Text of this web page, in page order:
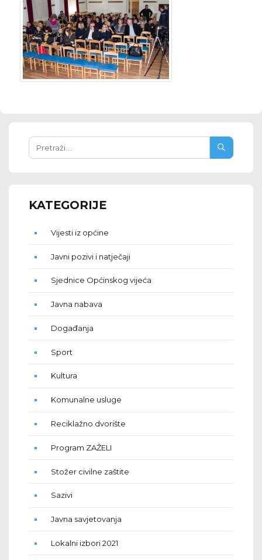
KATEGORIJE
Vijesti iz općine
Javni pozivi i natječaji
Sjednice Općinskog vijeća
Javna nabava
Događanja
Sport
Kultura
Komunalne usluge
Reciklažno dvorište
Program ZAŽELI
Stožer civilne zaštite
Sazivi
Javna savjetovanja
Lokalni izbori 2021